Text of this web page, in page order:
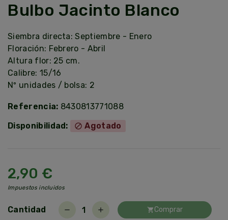
Bulbo Jacinto Blanco
Siembra directa: Septiembre - Enero
Floración: Febrero - Abril
Altura flor: 25 cm.
Calibre: 15/16
Nº unidades / bolsa: 2
Referencia: 8430813771088
Disponibilidad:
block Agotado
2,90 €
Impuestos incluidos
Cantidad remove add shopping_cart Comprar